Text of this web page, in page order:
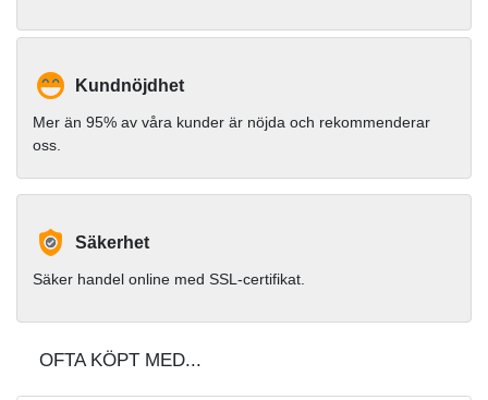
Kundnöjdhet
Mer än 95% av våra kunder är nöjda och rekommenderar
oss.
Säkerhet
Säker handel online med SSL-certifikat.
OFTA KÖPT MED...